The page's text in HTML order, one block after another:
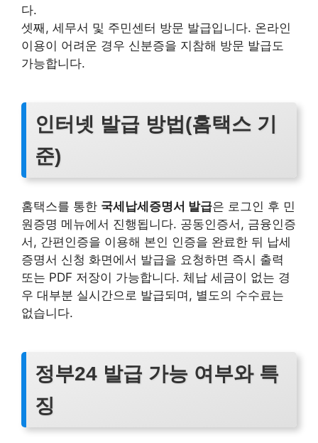
다.
셋째, 세무서 및 주민센터 방문 발급입니다. 온라인
이용이 어려운 경우 신분증을 지참해 방문 발급도
가능합니다.
인터넷 발급 방법(홈택스 기
준)
홈택스를 통한 국세납세증명서 발급은 로그인 후 민
원증명 메뉴에서 진행됩니다. 공동인증서, 금융인증
서, 간편인증을 이용해 본인 인증을 완료한 뒤 납세
증명서 신청 화면에서 발급을 요청하면 즉시 출력
또는 PDF 저장이 가능합니다. 체납 세금이 없는 경
우 대부분 실시간으로 발급되며, 별도의 수수료는
없습니다.
정부24 발급 가능 여부와 특
징